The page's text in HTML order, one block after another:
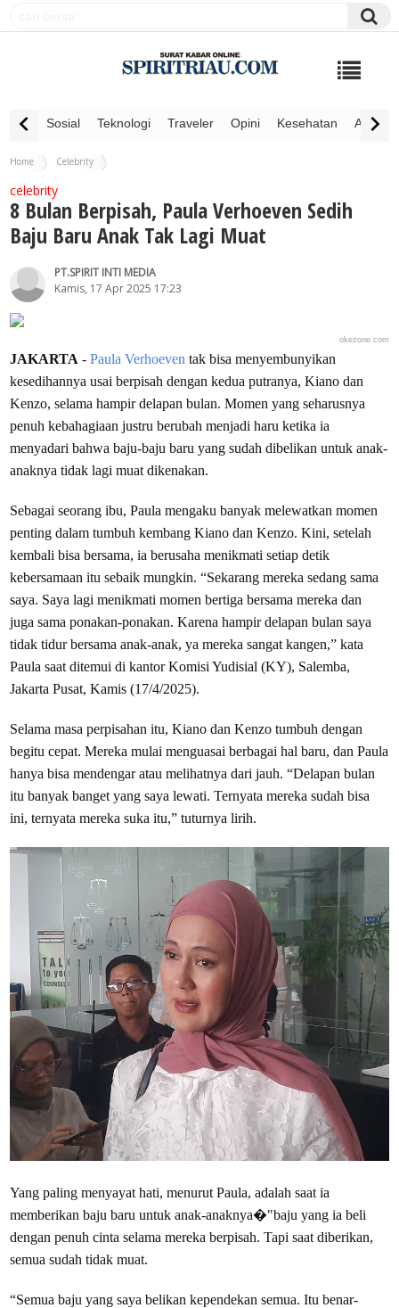
Sosial Teknologi Traveler Opini Kesehatan
Home
Celebrity
celebrity
8 Bulan Berpisah, Paula Verhoeven Sedih
Baju Baru Anak Tak Lagi Muat
PT.SPIRIT INTI MEDIA
Kamis, 17 Apr 2025 17:23
okezone.com
JAKARTA-Paula Verhoeven tak bisa menyembunyikan
kesedihannya usai berpisah dengan kedua putranya, Kiano dan
Kenzo, selama hampir delapan bulan. Momen yang seharusnya
penuh kebahagiaan justru berubah menjadi haru ketika ia
menyadari bahwa baju-baju baru yang sudah dibelikan untuk anak-
anaknya tidak lagi muat dikenakan.
Sebagai seorang ibu, Paula mengaku banyak melewatkan momen
penting dalam tumbuh kembang Kiano dan Kenzo. Kini, setelah
kembali bisa bersama, ia berusaha menikmati setiap detik
kebersamaan itu sebaik mungkin. “Sekarang mereka sedang sama
saya. Saya lagi menikmati momen bertiga bersama mereka dan
juga sama ponakan-ponakan. Karena hampir delapan bulan saya
tidak tidur bersama anak-anak, ya mereka sangat kangen,” kata
Paula saat ditemui di kantor Komisi Yudisial (KY), Salemba,
Jakarta Pusat, Kamis (17/4/2025).
Selama masa perpisahan itu, Kiano dan Kenzo tumbuh dengan
begitu cepat. Mereka mulai menguasai berbagai hal baru, dan Paula
hanya bisa mendengar atau melihatnya dari jauh. “Delapan bulan
itu banyak banget yang saya lewati. Ternyata mereka sudah bisa
ini, ternyata mereka suka itu,” tuturnya lirih.
Yang paling menyayat hati, menurut Paula, adalah saat ia
memberikan baju baru untuk anak-anaknya�"baju yang ia beli
dengan penuh cinta selama mereka berpisah. Tapi saat diberikan,
semua sudah tidak muat.
“Semua baju yang saya belikan kependekan semua. Itu benar-